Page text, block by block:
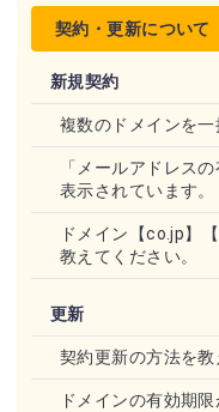
契約・更新について
新規契約
複数のドメインを
「メールアドレス
表示されています。
ドメイン【co.jp】
教えてください。
更新
契約更新の方法を教
ドメインの有効期